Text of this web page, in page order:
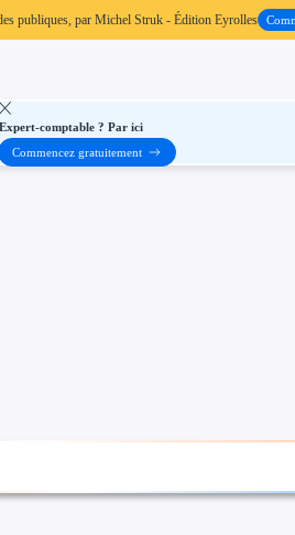
publiques, par Michel Struk - Édition Eyrolles
Expert-comptable ? Par ici
Commencez gratuitement